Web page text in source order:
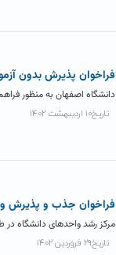
فراخوان پذيرش بدون
دانشگاه اصفهان به منظور فراهم نمودن
تاریخ۱۰ اردیبهشت ۱۴۰۲
فراخوان جذب و پذيرش
مرکز رشد واحدهای دانشگاه در طول حدودا ۱۰ سال گذشته، پذیرای کارآفرینان و فناوران
تاریخ۲۹ فروردین ۱۴۰۲